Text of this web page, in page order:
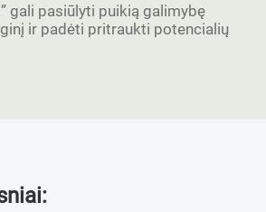
gali pasiūlyti puikią galimybę
ir padėti pritraukti potencialių